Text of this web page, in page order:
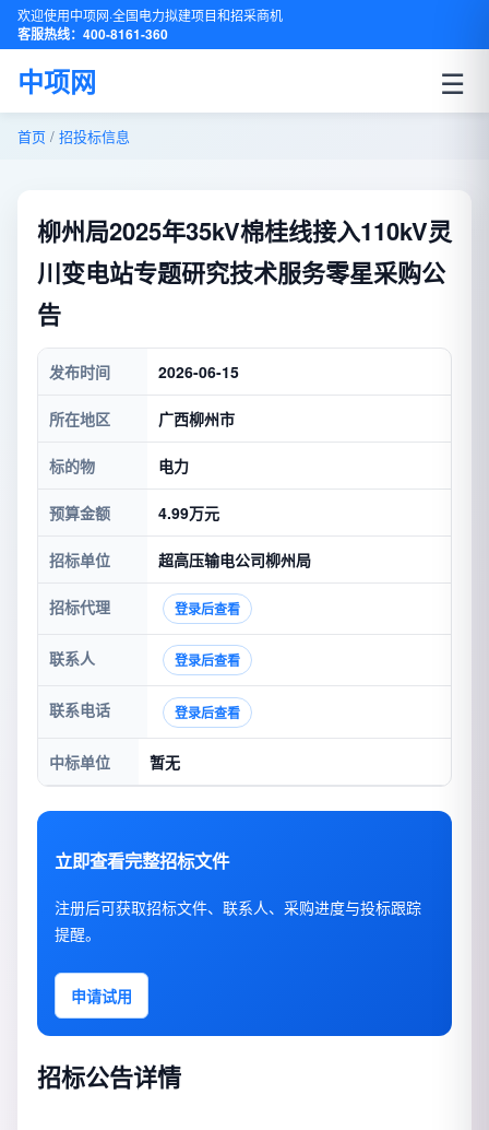
欢迎使用中项网·全国电力拟建项目和招采商机
客服热线：400-8161-360
中项网 ☰
首页 / 招投标信息
柳州局2025年35kV棉桂线接入110kV灵
川变电站专题研究技术服务零星采购公
告
发布时间 2026-06-15
所在地区 广西柳州市
标的物 电力
预算金额 4.99万元
招标单位 超高压输电公司柳州局
招标代理 登录后查看
联系人 登录后查看
联系电话 登录后查看
中标单位 暂无
立即查看完整招标文件
注册后可获取招标文件、联系人、采购进度与投标跟踪
提醒。
申请试用
招标公告详情